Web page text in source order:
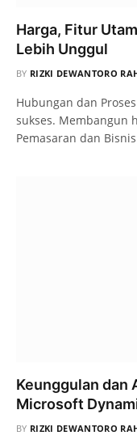
Harga, Fitur
Lebih Unggul
BY RIZKI DEWANTORO
Hubungan dan
sukses. Membangun
Pemasaran dan
Keunggulan dan
Microsoft
BY RIZKI DEWANTORO